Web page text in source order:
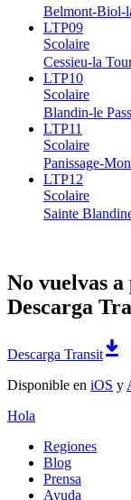
Belmont-Biol-
LTP09
Scolaire
Cessieu-la
LTP10
Scolaire
Blandin-le
LTP11
Scolaire
Panissage-
LTP12
Scolaire
Sainte
No vuelvas
Descarga
Descarga Transit
Disponible en iOS y
Hola
Regiones
Blog
Prensa
Ayuda